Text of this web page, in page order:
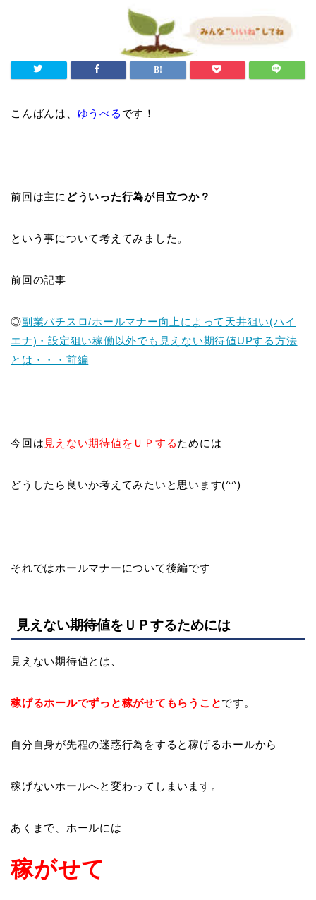
こんばんは、 ゆうべる です！
前回は主に どういった行為が目立つか？
という事について考えてみました。
前回の記事
◎副業パチスロ/ホールマナー向上によって天井狙い(ハイ
エナ)・設定狙い稼働以外でも見えない期待値UPする方法
とは・・・前編
今回は 見えない期待値をＵＰするためには
どうしたら良いか考えてみたいと思います(^^)
それではホールマナーについて後編です
見えない期待値をＵＰするためには
見えない期待値とは、
稼げるホールでずっと稼がせてもらうことです。
自分自身が先程の迷惑行為をすると稼げるホールから
稼げないホールへと変わってしまいます。
あくまで、ホールには
稼がせて